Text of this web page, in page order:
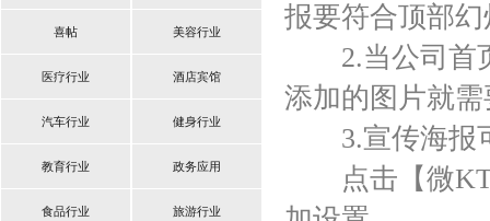
喜帖 美容行业
医疗行业 酒店宾馆
汽车行业 健身行业
教育行业 政务应用
食品行业 旅游行业
报要符合顶部
2.当公司首页
添加的图片就
3.宣传海报可
点击【微KTV